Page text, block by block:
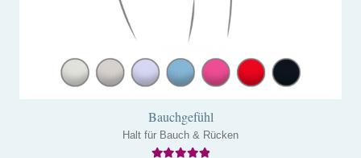
der
Produktseite
werden
Bauchgefühl
Halt für Bauch & Rücken